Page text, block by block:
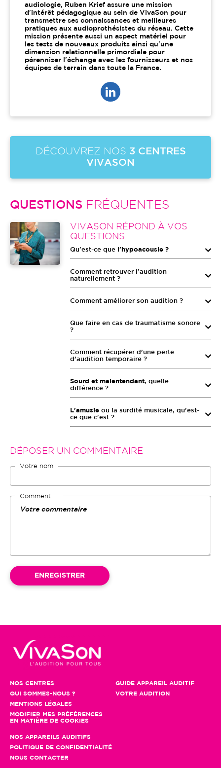
audiologie, Ruben Krief assure une mission
d'intérêt pédagogique au sein de VivaSon pour
transmettre ses connaissances et meilleures
pratiques aux audioprothésistes du réseau. Cette
mission présente aussi un aspect matériel pour
les tests de nouveaux produits ainsi qu'une
dimension relationnelle primordiale pour
pérenniser l'échange avec les fournisseurs et nos
équipes de terrain dans toute la France.
DÉCOUVREZ NOS 3 CENTRES
VIVASON
QUESTIONS FRÉQUENTES
Image
VIVASON RÉPOND À VOS
QUESTIONS
Qu'est-ce que l'hypoacousie ?
Comment retrouver l’audition
naturellement ?
Comment améliorer son audition ?
Que faire en cas de traumatisme sonore
?
Comment récupérer d’une perte
d’audition temporaire ?
Sourd et malentendant, quelle
différence ?
L'amusie ou la surdité musicale, qu'est-
ce que c'est ?
DÉPOSER UN COMMENTAIRE
Votre nom
Comment
NOS CENTRES
QUI SOMMES-NOUS ?
MENTIONS LÉGALES
MODIFIER MES PRÉFÉRENCES
EN MATIÈRE DE COOKIES
GUIDE APPAREIL AUDITIF
VOTRE AUDITION
NOS APPAREILS AUDITIFS
POLITIQUE DE CONFIDENTIALITÉ
NOUS CONTACTER